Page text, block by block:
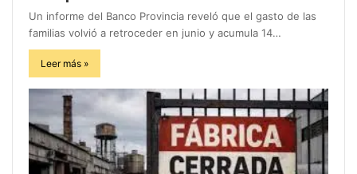
Un informe del Banco Provincia reveló que el gasto de las
familias volvió a retroceder en junio y acumula 14…
Leer más »